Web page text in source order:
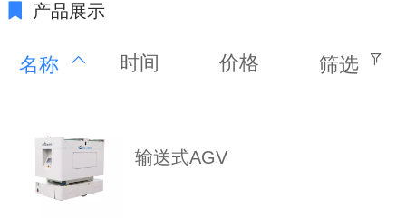
产品展示
名称 时间 价格 筛选
输送式AGV